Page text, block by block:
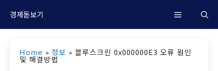
경제돋보기 M
Home » 정보 » 블루스크린 0x000000E3 오류 원인
및 해결방법